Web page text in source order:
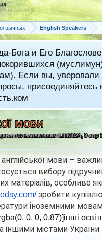
English Speakers
Бога и Его
Если вы,
мови
пользователемLilit3824,9 апр
мови –
вибору
матеріалів,
зробити
іноземними
0, 0, 0.87)]інші
іншими містами